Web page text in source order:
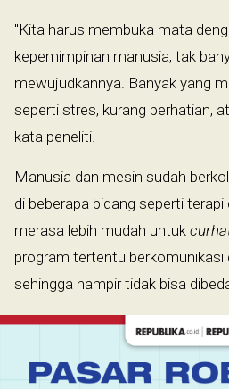
"Kita harus membuka mata
kepemimpinan manusia, tak
mewujudkannya. Banyak yang
seperti stres, kurang perhatian,
kata peneliti.
Manusia dan mesin sudah
di beberapa bidang seperti
merasa lebih mudah untuk
program tertentu
sehingga hampir tidak bisa